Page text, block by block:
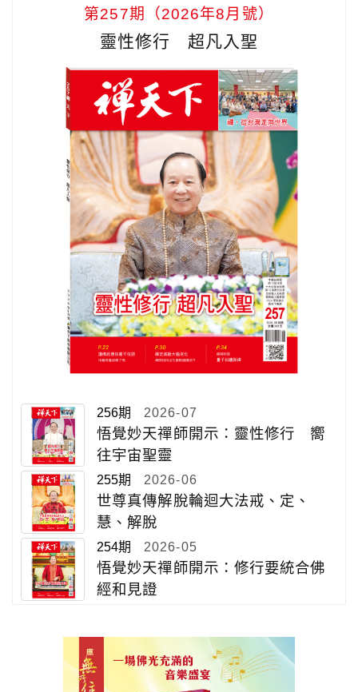
第257期（2026年8月號）
靈性修行 超凡入聖
256期 2026-07
悟覺妙天禪師開示：靈性修行 嚮
往宇宙聖靈
255期 2026-06
世尊真傳解脫輪迴大法戒、定、
慧、解脫
254期 2026-05
悟覺妙天禪師開示：修行要統合佛
經和見證